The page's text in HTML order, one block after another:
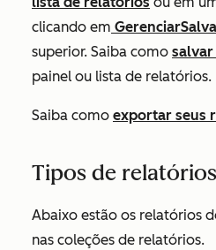
clicando em
superior. Saiba como
painel ou lista de relatórios.
Saiba como exportar seus
Tipos de
Abaixo estão os relatórios
nas coleções de relatórios.